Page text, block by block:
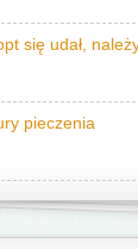
się udał,
pieczenia